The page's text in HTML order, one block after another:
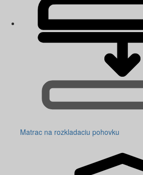
Matrac na rozkladaciu pohovku